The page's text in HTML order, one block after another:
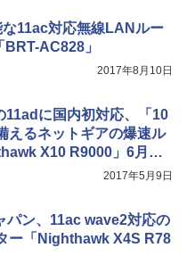
11ac対応無線LANルー
AC828」
2017年8月10日
11adに国内初対応、「10
えるネットギアの爆速ル
X10 R9000」6月発
2017年5月9日
パン、11ac wave2対応の
ー「Nighthawk X4S R78